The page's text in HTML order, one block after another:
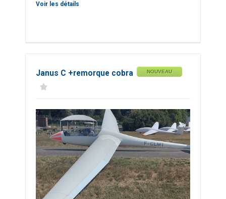
Voir les détails
Janus C +remorque cobra NOUVEAU